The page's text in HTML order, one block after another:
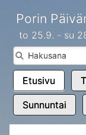
Porin
to 25.9. - su
Etusivu
Sunnuntai